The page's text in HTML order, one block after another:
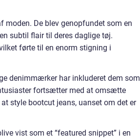
moden. De blev genopfundet som en
subtil flair til deres daglige tøj.
førte til en enorm stigning i
denimmærker har inkluderet dem som
fortsætter med at omsætte
style bootcut jeans, uanset om det er
vist som et “featured snippet” i en